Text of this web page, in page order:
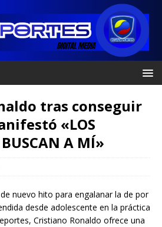
tras conseguir
«LOS
BUSCAN A MÍ»
nuevo hito para engalanar la de por
desde adolescente en la práctica
Cristiano Ronaldo ofrece una